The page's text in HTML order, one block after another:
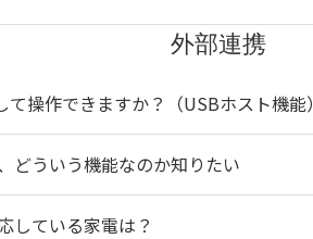
外部連携
操作できますか？（USBホスト機能）
どういう機能なのか知りたい
している家電は？